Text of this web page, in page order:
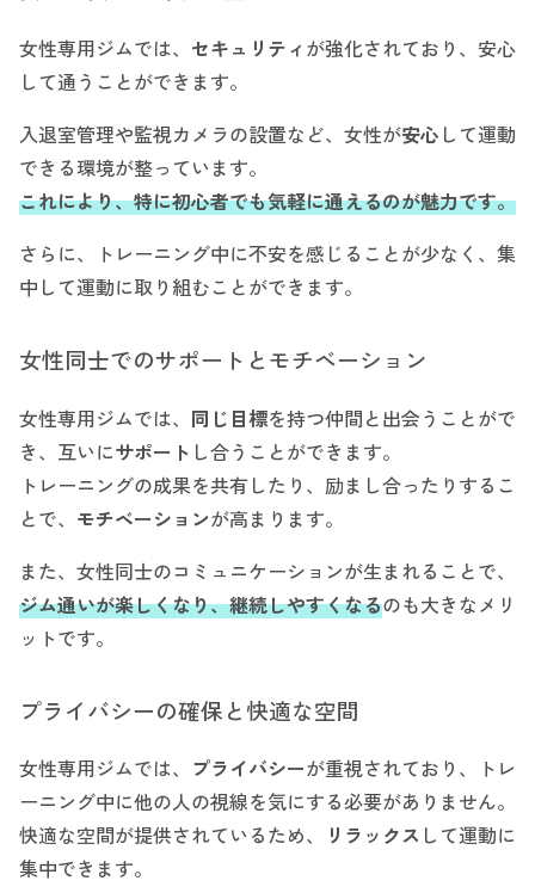
女性専用ジムでは、 セキュリティ が強化されており、安心
して通うことができます。
入退室管理や監視カメラの設置など、女性が安心 して運動
できる環境が整っています。
これにより、特に初心者でも気軽に通えるのが魅力です。
さらに、トレーニング中に不安を感じることが少なく、集
中して運動に取り組むことができます。
女性同士でのサポートとモチベーション
女性専用ジムでは、 同じ目標を持つ仲間と出会うことがで
き、互いにサポート し合うことができます。
トレーニングの成果を共有したり、励まし合ったりするこ
とで、 モチベーションが高まります。
また、女性同士のコミュニケーションが生まれることで、
ジム通いが楽しくなり、継続しやすくなるのも大きなメリ
ットです。
プライバシーの確保と快適な空間
女性専用ジムでは、 プライバシーが重視されており、トレ
ーニング中に他の人の視線を気にする必要がありません。
快適な空間が提供されているため、
リラックス して運動に
集中できます。